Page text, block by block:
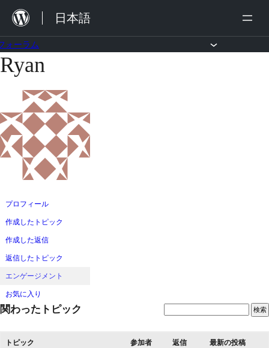
を
ス
プ
日本語
ォーラム
コ
ン
ツ
へ
ッ
プ
Ryan
プロフィール
作成したトピック
作成した返信
返信したトピック
エンゲージメント
お気に入り
関わったトピック
トピック 参加者 返信 最新の投稿